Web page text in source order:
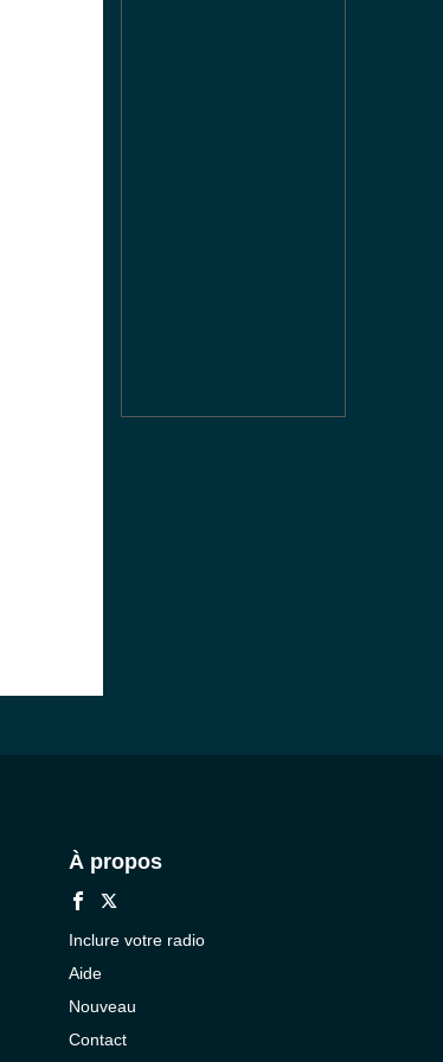
À propos
Inclure votre radio
Aide
Nouveau
Contact